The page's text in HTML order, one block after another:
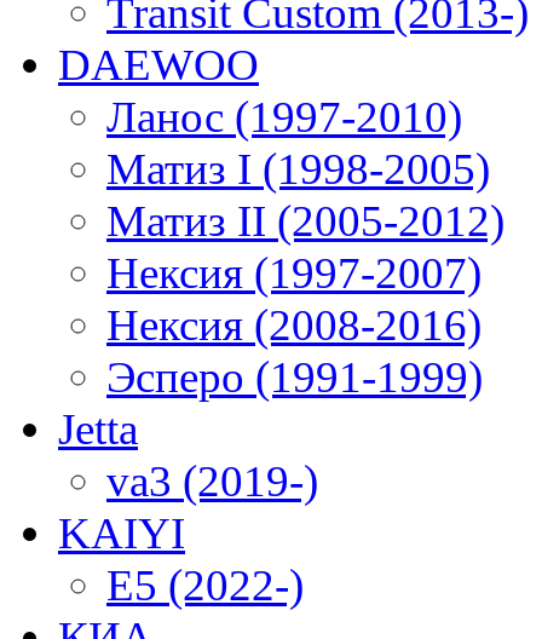
Transit Custom (2013-)
DAEWOO
Ланос (1997-2010)
Матиз I (1998-2005)
Матиз II (2005-2012)
Нексия (1997-2007)
Нексия (2008-2016)
Эсперо (1991-1999)
Jetta
va3 (2019-)
KAIYI
E5 (2022-)